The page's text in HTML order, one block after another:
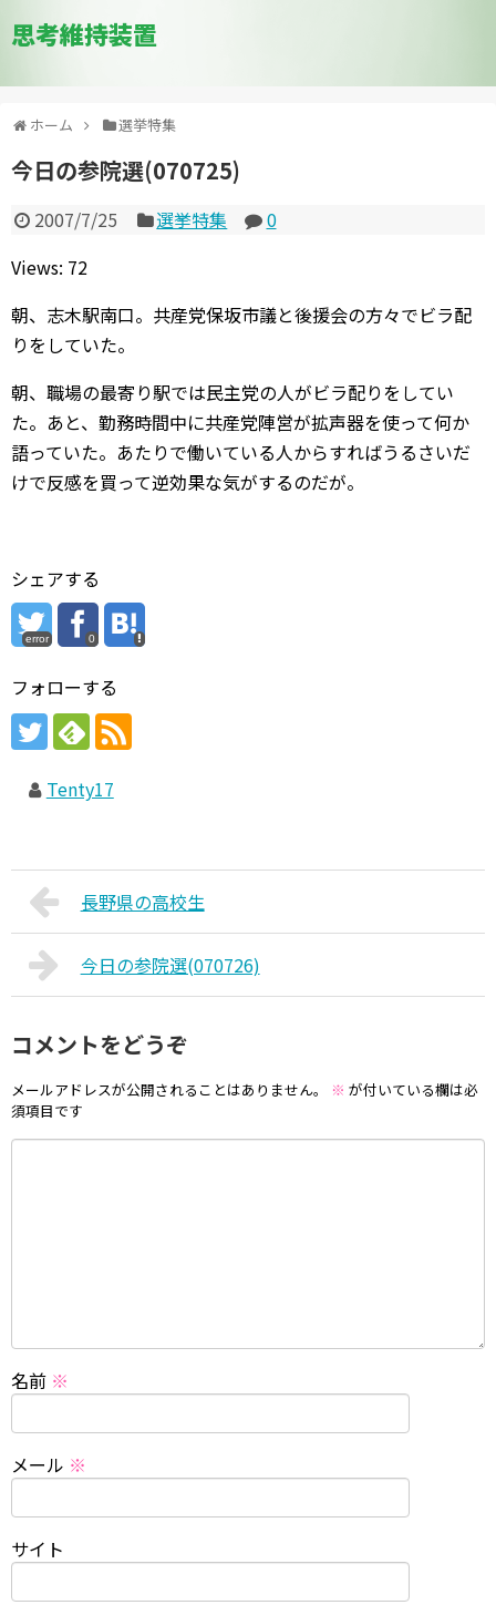
思考維持装置
ホーム 選挙特集
今日の参院選(070725)
2007/7/25 選挙特集
0
Views: 72
朝、志木駅南口。共産党保坂市議と後援会の方々でビラ配
りをしていた。
朝、職場の最寄り駅では民主党の人がビラ配りをしてい
た。あと、勤務時間中に共産党陣営が拡声器を使って何か
語っていた。あたりで働いている人からすればうるさいだ
けで反感を買って逆効果な気がするのだが。
シェアする
error 0
フォローする
Tenty17
長野県の高校生
今日の参院選(070726)
コメントをどうぞ
メールアドレスが公開されることはありません。 ※ が付いている欄は必
須項目です
名前 ※
メール ※
サイト